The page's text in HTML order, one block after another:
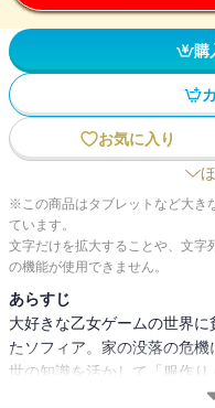
購
お気に入り
※この商品はタブレットなど大き
ています。
文字だけを拡大することや、文字
の機能が使用できません。
あらすじ
大好きな乙女ゲームの世界
たソフィア。家の没落の危
世の知識を活かして「服作
元には様々な依頼が舞い込